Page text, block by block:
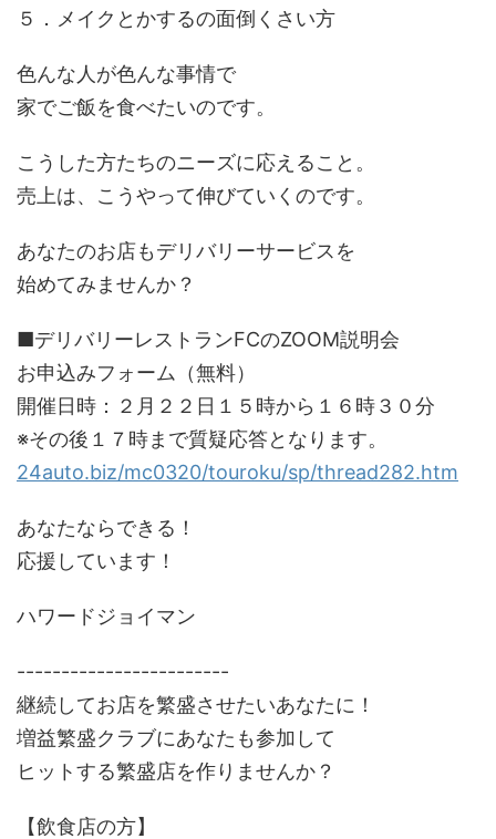
５．メイクとかするの面倒くさい方
色んな人が色んな事情で
家でご飯を食べたいのです。
こうした方たちのニーズに応えること。
売上は、こうやって伸びていくのです。
あなたのお店もデリバリーサービスを
始めてみませんか？
■デリバリーレストランFCのZOOM説明会
お申込みフォーム（無料）
開催日時：２月２２日１５時から１６時３０分
※その後１７時まで質疑応答となります。
24auto.biz/mc0320/touroku/sp/thread282.htm
あなたならできる！
応援しています！
ハワードジョイマン
------------------------
継続してお店を繁盛させたいあなたに！
増益繁盛クラブにあなたも参加して
ヒットする繁盛店を作りませんか？
【飲食店の方】